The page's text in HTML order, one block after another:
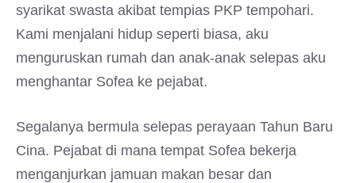
syarikat swasta akibat tempias PKP tempohari.
Kami menjalani hidup seperti biasa, aku
menguruskan rumah dan anak-anak selepas aku
menghantar Sofea ke pejabat.
Segalanya bermula selepas perayaan Tahun Baru
Cina. Pejabat di mana tempat Sofea bekerja
menganjurkan jamuan makan besar dan